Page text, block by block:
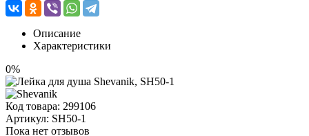
Описание
Характеристики
0%
Код товара: 299106
Артикул: SH50-1
Пока нет отзывов